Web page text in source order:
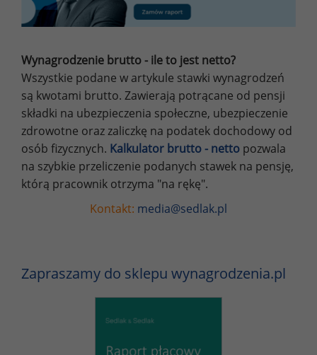
Wynagrodzenie brutto - ile to jest netto?
Wszystkie podane w artykule stawki wynagrodzeń
są kwotami brutto. Zawierają potrącane od pensji
składki na ubezpieczenia społeczne, ubezpieczenie
zdrowotne oraz zaliczkę na podatek dochodowy od
osób fizycznych. Kalkulator brutto - netto pozwala
na szybkie przeliczenie podanych stawek na pensję,
którą pracownik otrzyma "na rękę".
Kontakt: media@sedlak.pl
Zapraszamy do sklepu wynagrodzenia.pl